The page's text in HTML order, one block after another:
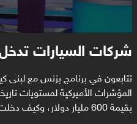
شركات السيارات
تتابعون في برنامج بزنس مع لبنى
المؤشرات الأميركية لمستويات
بقيمة 600 مليار دولار، وكيف دخلت شركات السيارات في عالم الأسلحة